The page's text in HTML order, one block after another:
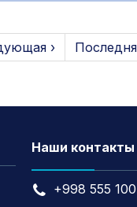
›
Наши контакты
+998 555